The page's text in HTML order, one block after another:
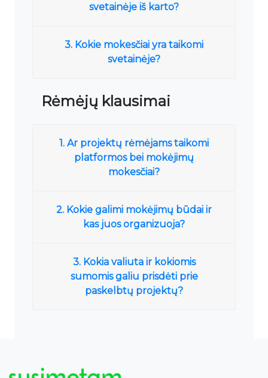
svetainėje iš karto?
3. Kokie mokesčiai yra taikomi
svetainėje?
Rėmėjų klausimai
1. Ar projektų rėmėjams taikomi
platformos bei mokėjimų
mokesčiai?
2. Kokie galimi mokėjimų būdai ir
kas juos organizuoja?
3. Kokia valiuta ir kokiomis
sumomis galiu prisdėti prie
paskelbtų projektų?